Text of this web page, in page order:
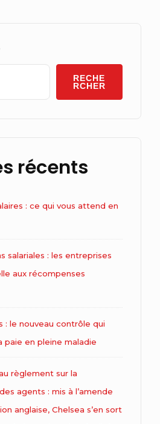
RECHE
RCHER
récents
: ce qui vous attend en
salariales : les entreprises
aux récompenses
: le nouveau contrôle qui
paie en pleine maladie
règlement sur la
agents : mis à l’amende
anglaise, Chelsea s’en sort